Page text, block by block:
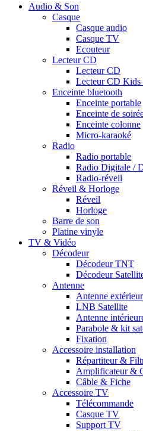
Audio & Son
Casque
Casque audio
Casque TV
Ecouteur
Lecteur CD
Lecteur CD
Lecteur CD Kids
Enceinte bluetooth
Enceinte portable
Enceinte de
Enceinte colonne
Micro-karaoké
Radio
Radio portable
Radio Digitale /
Radio-réveil
Réveil & Horloge
Réveil
Horloge
Barre de son
Platine vinyle
TV & Vidéo
Décodeur
Décodeur TNT
Décodeur
Antenne
Antenne
LNB Satellite
Antenne
Parabole & kit
Fixation
Accessoire installation
Répartiteur &
Amplificateur &
Câble & Fiche
Accessoire TV
Télécommande
Casque TV
Support TV